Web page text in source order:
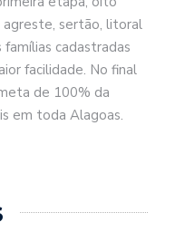
agreste, sertão, litoral
cadastradas
facilidade. No final
de 100% da
em toda Alagoas.